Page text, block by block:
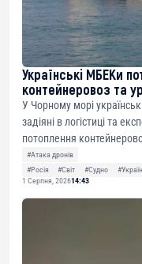
Українські МБЕКи
контейнеровоз та
У Чорному морі
задіяні в логістиці та
потоплення
#Атака дронів
#Росія
#Світ #Судно
1 Серпня, 202614:43